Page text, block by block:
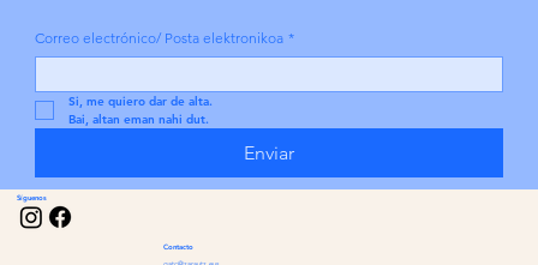
Correo electrónico/ Posta elektronikoa *
Si, me quiero dar de alta.
Bai, altan eman nahi dut.
Enviar
Contacto
Síguenos